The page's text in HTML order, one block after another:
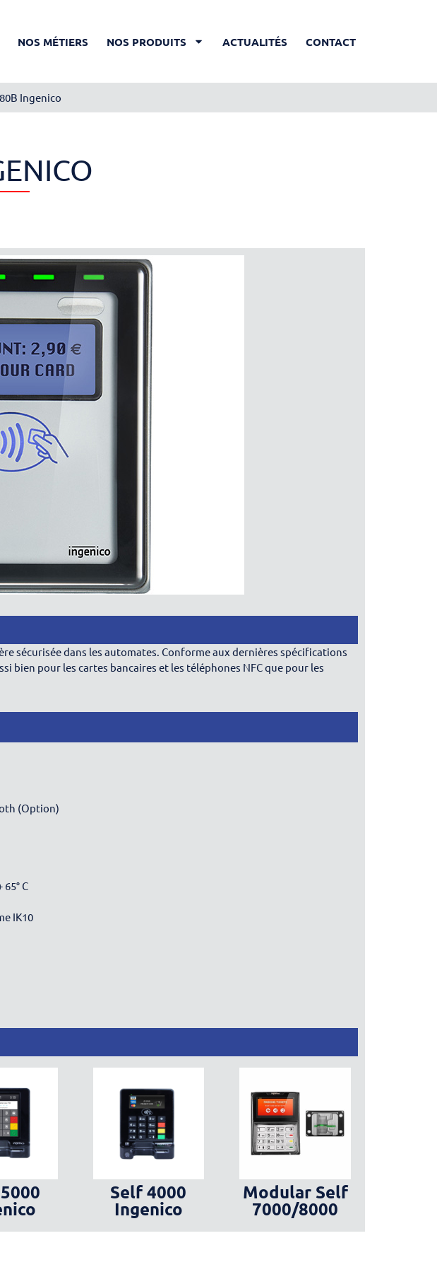
NOS MÉTIERS NOS PRODUITS ACTUALITÉS CONTACT
Ingenico
sécurisée dans les automates. Conforme aux dernières spécifications
bien pour les cartes bancaires et les téléphones NFC que pour les
(Option)
C
IK10
Self 4000
Ingenico
Modular Self
7000/8000